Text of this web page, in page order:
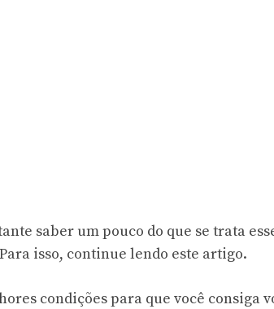
saber um pouco do que se trata
isso, continue lendo este artigo.
condições para que você consiga